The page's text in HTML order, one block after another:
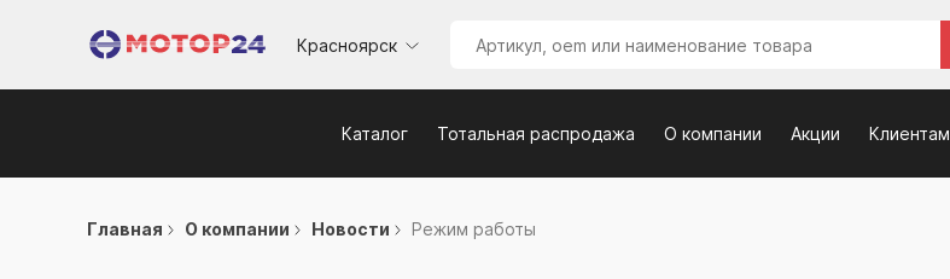
Красноярск
Каталог Тотальная распродажа О компании Акции Клиентам
Главная О компании Новости Режим работы